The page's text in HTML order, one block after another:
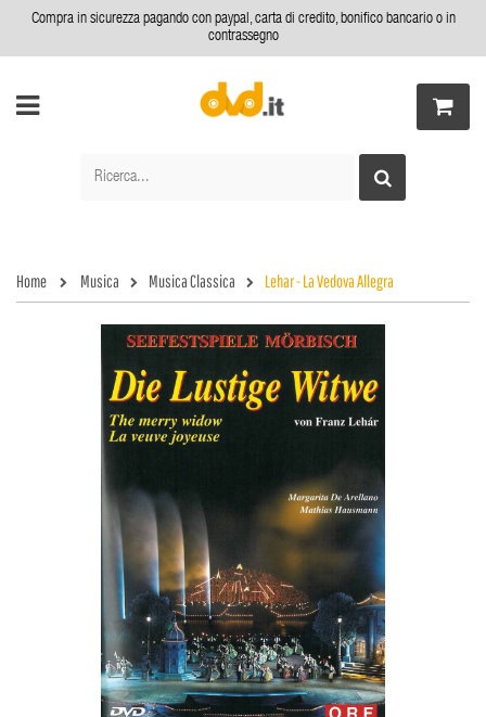
Compra in sicurezza pagando con paypal, carta di credito, bonifico bancario o in
contrassegno
Home Musica Musica Classica Lehar - La Vedova Allegra